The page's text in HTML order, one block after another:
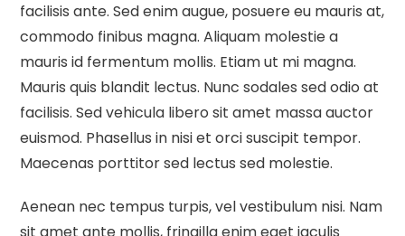
facilisis ante. Sed enim augue, posuere eu mauris at,
commodo finibus magna. Aliquam molestie a
mauris id fermentum mollis. Etiam ut mi magna.
Mauris quis blandit lectus. Nunc sodales sed odio at
facilisis. Sed vehicula libero sit amet massa auctor
euismod. Phasellus in nisi et orci suscipit tempor.
Maecenas porttitor sed lectus sed molestie.
Aenean nec tempus turpis, vel vestibulum nisi. Nam